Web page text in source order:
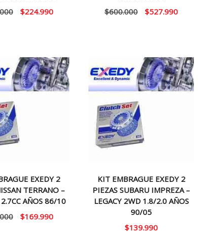
El
$280.000.
$224.990El
$224.990.
$600.000
El
$600.000.
$527.990El
$527.990.
EXEDY 2
TERRANO –
AÑOS 86/10
El
$169.990El
KIT EMBRAGUE EXEDY 2
PIEZAS SUBARU IMPREZA –
LEGACY 2WD 1.8/2.0 AÑOS
90/05
$139.990